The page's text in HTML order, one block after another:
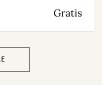
Gratis